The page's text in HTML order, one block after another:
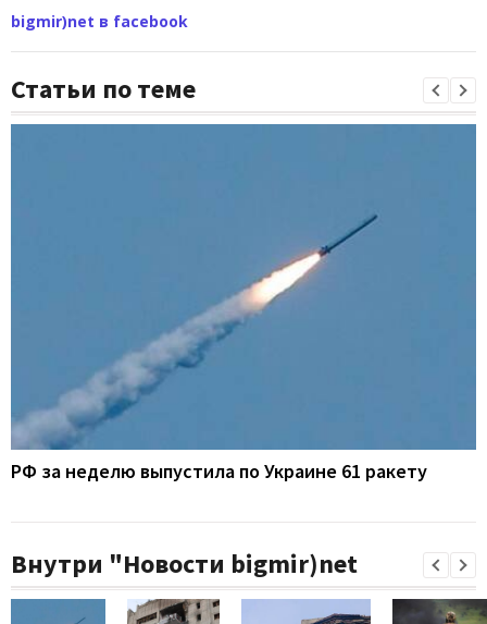
bigmir)net в facebook
Статьи по теме
РФ за неделю выпустила по Украине 61 ракету
Внутри "Новости bigmir)net